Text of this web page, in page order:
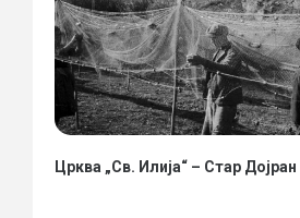
Црква „Св. Илија“ – Стар Дојран